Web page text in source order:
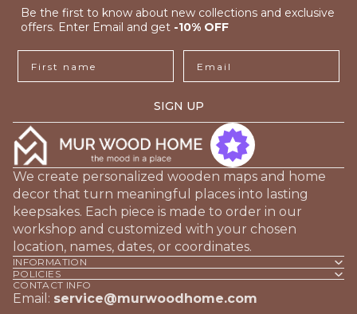
Be the first to know about new collections and exclusive
offers. Enter Email and get -10% OFF
SIGN UP
We create personalized wooden maps and home
decor that turn meaningful places into lasting
keepsakes. Each piece is made to order in our
workshop and customized with your chosen
location, names, dates, or coordinates.
INFORMATION
POLICIES
CONTACT INFO
Email: service@murwoodhome.com